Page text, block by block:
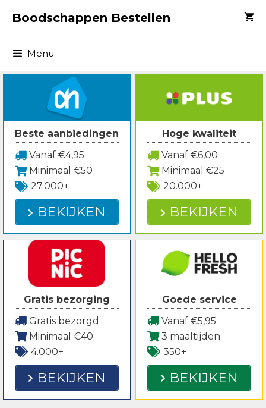
naarBoodschappen Bestellen
Menu
Beste aanbiedingen
Vanaf €4,95
Minimaal €50
27.000+
BEKIJKEN
Hoge kwaliteit
Vanaf €6,00
Minimaal €25
20.000+
BEKIJKEN
Gratis bezorging
Gratis bezorgd
Minimaal €40
4.000+
BEKIJKEN
Goede service
Vanaf €5,95
3 maaltijden
350+
BEKIJKEN